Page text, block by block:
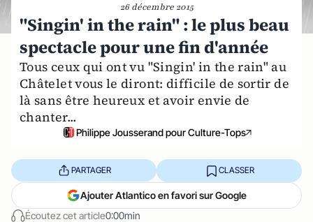
26 décembre 2015
"Singin' in the rain" : le plus beau
spectacle pour une fin d'année
Tous ceux qui ont vu "Singin' in the rain" au
Châtelet vous le diront: difficile de sortir de
là sans être heureux et avoir envie de
chanter...
Philippe Jousserand pour Culture-Tops
Écoutez cet article0:00min
PARTAGER CLASSER
Ajouter Atlantico en favori sur Google